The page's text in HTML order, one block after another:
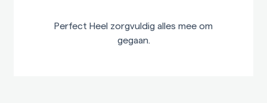
Perfect Heel zorgvuldig alles mee om
gegaan.